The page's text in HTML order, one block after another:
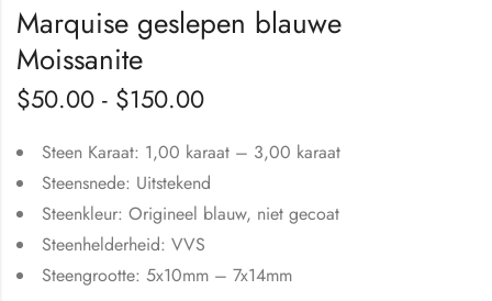
Marquise geslepen blauwe
Moissanite
$50.00 - $150.00
Steen Karaat: 1,00 karaat – 3,00 karaat
Steensnede: Uitstekend
Steenkleur: Origineel blauw, niet gecoat
Steenhelderheid: VVS
Steengrootte: 5x10mm – 7x14mm